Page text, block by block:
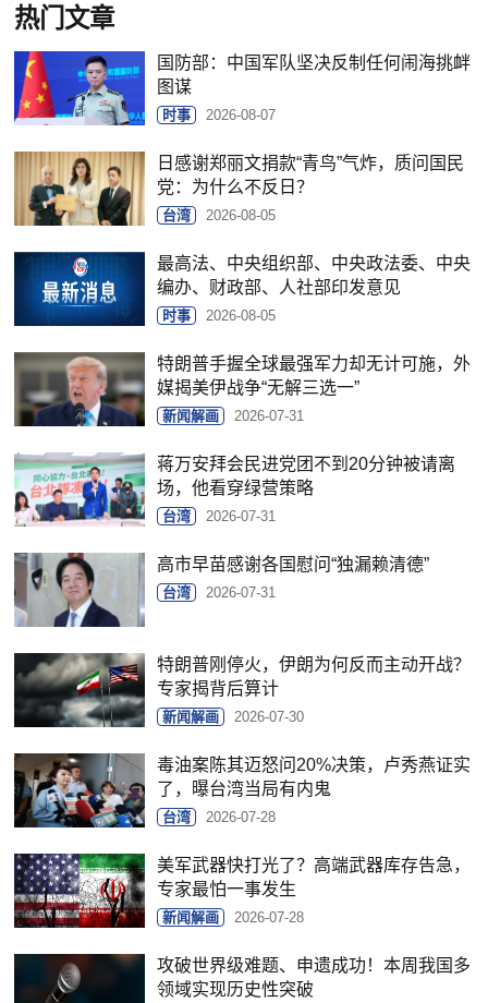
热门文章
国防部：中国军队坚决反制任何闹海挑衅
图谋
时事 2026-08-07
日感谢郑丽文捐款“青鸟”气炸，质问国民
党：为什么不反日？
台湾 2026-08-05
最高法、中央组织部、中央政法委、中央
编办、财政部、人社部印发意见
时事 2026-08-05
特朗普手握全球最强军力却无计可施，外
媒揭美伊战争“无解三选一”
新闻解画 2026-07-31
蒋万安拜会民进党团不到20分钟被请离
场，他看穿绿营策略
台湾 2026-07-31
高市早苗感谢各国慰问“独漏赖清德”
台湾 2026-07-31
特朗普刚停火，伊朗为何反而主动开战？
专家揭背后算计
新闻解画 2026-07-30
毒油案陈其迈怒问20%决策，卢秀燕证实
了，曝台湾当局有内鬼
台湾 2026-07-28
美军武器快打光了？高端武器库存告急，
专家最怕一事发生
新闻解画 2026-07-28
攻破世界级难题、申遗成功！本周我国多
领域实现历史性突破